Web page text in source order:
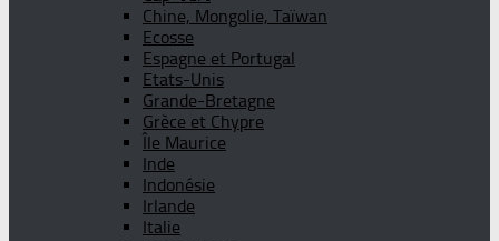
Chine, Mongolie, Taïwan
Ecosse
Espagne et Portugal
Etats-Unis
Grande-Bretagne
Grèce et Chypre
Île Maurice
Inde
Indonésie
Irlande
Italie